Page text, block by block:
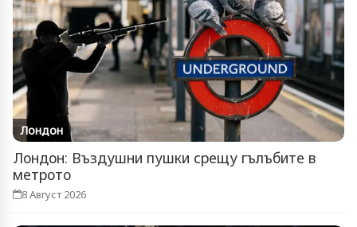
Лондон
Лондон: Въздушни пушки срещу гълъбите в
метрото
8 Август 2026